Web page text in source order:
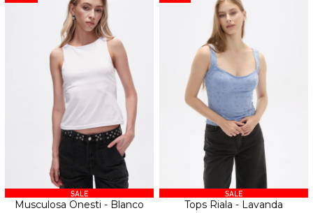
Musculosa Onesti - Blanco Tops Riala - Lavanda